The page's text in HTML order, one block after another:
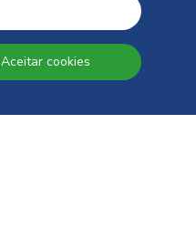
Aceitar cookies